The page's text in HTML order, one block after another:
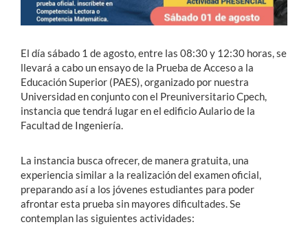
El día sábado 1 de agosto, entre las 08:30 y 12:30 horas, se
llevará a cabo un ensayo de la Prueba de Acceso a la
Educación Superior (PAES), organizado por nuestra
Universidad en conjunto con el Preuniversitario Cpech,
instancia que tendrá lugar en el edificio Aulario de la
Facultad de Ingeniería.
La instancia busca ofrecer, de manera gratuita, una
experiencia similar a la realización del examen oficial,
preparando así a los jóvenes estudiantes para poder
afrontar esta prueba sin mayores dificultades. Se
contemplan las siguientes actividades: